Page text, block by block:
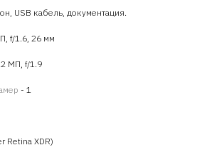
USB кабель, документация.
f/1.6, 26 мм
МП, f/1.9
- 1
Retina XDR)